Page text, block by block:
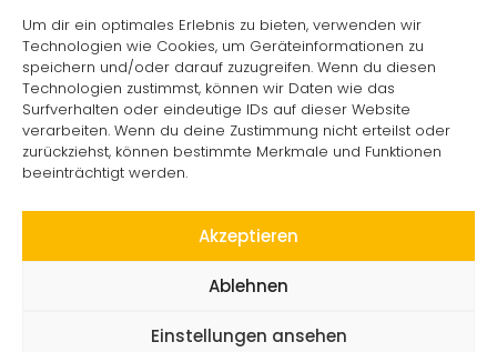
Um dir ein optimales Erlebnis zu bieten, verwenden wir
Technologien wie Cookies, um Geräteinformationen zu
speichern und/oder darauf zuzugreifen. Wenn du diesen
Technologien zustimmst, können wir Daten wie das
Surfverhalten oder eindeutige IDs auf dieser Website
verarbeiten. Wenn du deine Zustimmung nicht erteilst oder
zurückziehst, können bestimmte Merkmale und Funktionen
beeinträchtigt werden.
Akzeptieren
Ablehnen
Einstellungen ansehen
©2024All rights reserved. Powered by
RheinEifel.
DatenschutzImpressum